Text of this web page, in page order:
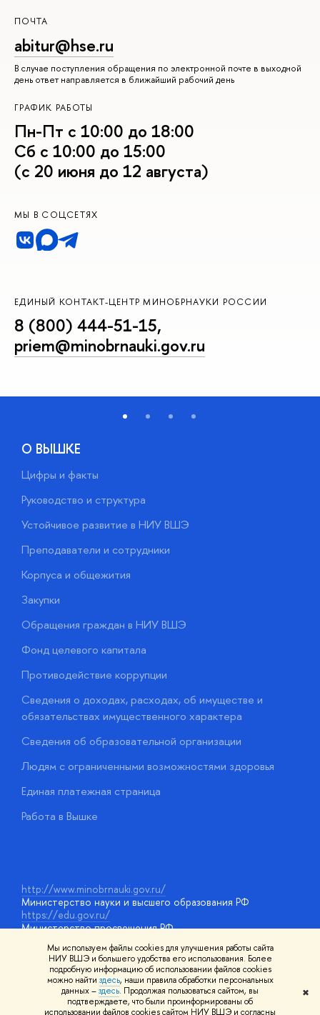
Мы используем файлы cookies для улучшения работы сайта
НИУ ВШЭ и большего удобства его использования. Более
подробную информацию об использовании файлов cookies
можно найти здесь, наши правила обработки персональных
данных –здесь. Продолжая пользоваться сайтом, вы
подтверждаете, что были проинформированы об
использовании файлов cookies сайтом НИУ ВШЭ и согласны
✖
ПОЧТА
abitur@hse.ru
В случае поступления обращения по электронной почте в выходной
день ответ направляется в ближайший рабочий день
ГРАФИК РАБОТЫ
Пн-Пт с 10:00 до 18:00
Сб с 10:00 до 15:00
(с 20 июня до 12 августа)
МЫ В СОЦСЕТЯХ
ЕДИНЫЙ КОНТАКТ-ЦЕНТР МИНОБРНАУКИ РОССИИ
8 (800) 444-51-15,
priem@minobrnauki.gov.ru
О ВЫШКЕ
Цифры и факты
Руководство и структура
Устойчивое развитие в НИУ ВШЭ
Преподаватели и сотрудники
Корпуса и общежития
Закупки
Обращения граждан в НИУ ВШЭ
Фонд целевого капитала
Противодействие коррупции
Сведения о доходах, расходах, об имуществе и
обязательствах имущественного характера
Сведения об образовательной организации
Людям с ограниченными возможностями здоровья
Единая платежная страница
Работа в Вышке
http://www.minobrnauki.gov.ru/
Министерство науки и высшего образования РФ
https://edu.gov.ru/
Министерство просвещения РФ
Массовые открытые онлайн-курсы
© НИУ ВШЭ 1993–2026 Адреса и контактыУсловия
использования материалов Политика конфиденциальности